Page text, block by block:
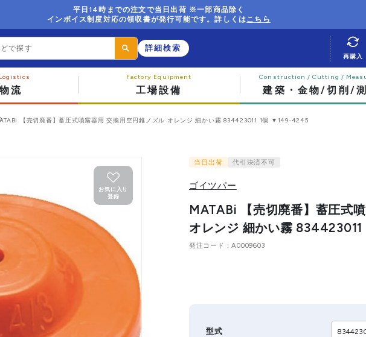
平日14時までの注文で当日出荷 ※一部商品除く
インボイス制度対応の領収書が発行可能です。詳しくはこちら
詳細検索
流 工場設備 建築・金物/切削/
再購入
【売切廃番】蓄圧式噴霧器用 交換用空円錐ノズル オレンジ 細かい霧 834423011 1個 ▼149-4245
お気に入り
登録
当日出荷 代引決済不可
ゴイツパー
MATABi 【売切廃番】蓄圧式
オレンジ 細かい霧
発注コード A0009603
型式